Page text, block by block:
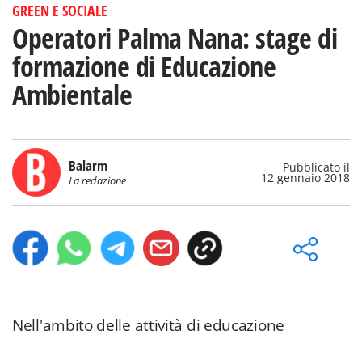
GREEN E SOCIALE
Operatori Palma Nana: stage di
formazione di Educazione
Ambientale
Balarm
La redazione
Pubblicato il
12 gennaio 2018
Nell'ambito delle attività di educazione